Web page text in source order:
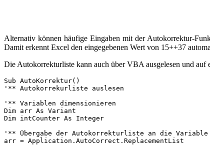
Alternativ können häufige Eingaben mit der Autokorrektur-
Damit erkennt Excel den eingegebenen Wert von 15++37
Die Autokorrekturliste kann auch über VBA ausgelesen und
Sub AutoKorrektur()
'** Autokorrekurliste auslesen
'** Variablen dimensionieren
Dim arr As Variant
Dim intCounter As Integer
'** Übergabe der Autokorrekturliste an die
arr = Application.AutoCorrect.ReplacementList